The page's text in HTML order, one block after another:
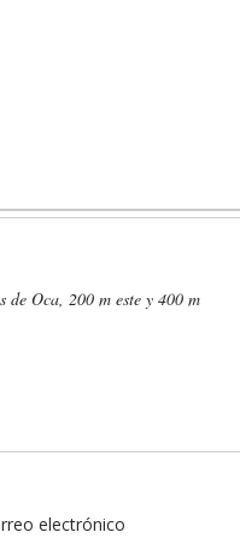
de Oca, 200 m este y 400 m
electrónico